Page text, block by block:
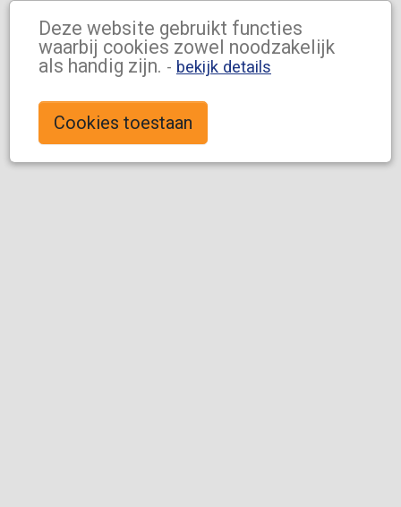
Deze website gebruikt functies
waarbij cookies zowel noodzakelijk
als handig zijn. - bekijk details
Cookies toestaan